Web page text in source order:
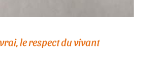
le respect du vivant